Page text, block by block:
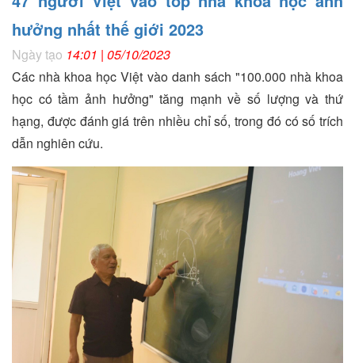
hưởng nhất thế giới 2023
Ngày tạo 14:01 | 05/10/2023
Các nhà khoa học Việt vào danh sách "100.000 nhà khoa
học có tầm ảnh hưởng" tăng mạnh về số lượng và thứ
hạng, được đánh giá trên nhiều chỉ số, trong đó có số trích
dẫn nghiên cứu.